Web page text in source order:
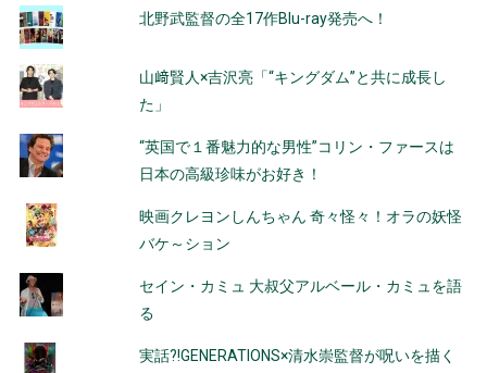
北野武監督の全17作Blu-ray発売へ！
山﨑賢人×吉沢亮「“キングダム”と共に成長し
た」
“英国で１番魅力的な男性”コリン・ファースは
日本の高級珍味がお好き！
映画クレヨンしんちゃん 奇々怪々！オラの妖怪
バケ～ション
セイン・カミュ 大叔父アルベール・カミュを語
る
実話?!GENERATIONS×清水崇監督が呪いを描く